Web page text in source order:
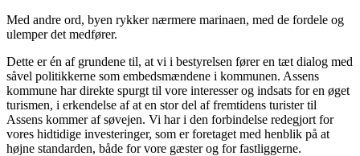
Med andre ord, byen rykker nærmere marinaen, med de fordele og
ulemper det medfører.
Dette er én af grundene til, at vi i bestyrelsen fører en tæt dialog med
såvel politikkerne som embedsmændene i kommunen. Assens
kommune har direkte spurgt til vore interesser og indsats for en øget
turismen, i erkendelse af at en stor del af fremtidens turister til
Assens kommer af søvejen. Vi har i den forbindelse redegjort for
vores hidtidige investeringer, som er foretaget med henblik på at
højne standarden, både for vore gæster og for fastliggerne.